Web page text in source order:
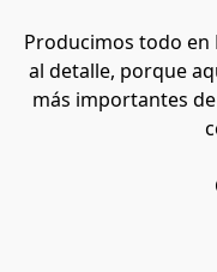
Producimos todo en
al detalle, porque
más importantes